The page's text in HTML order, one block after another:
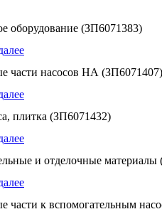
оборудование (ЗП6071383)
части насосов НА (ЗП6071407)
плитка (ЗП6071432)
и отделочные материалы
части к вспомогательным